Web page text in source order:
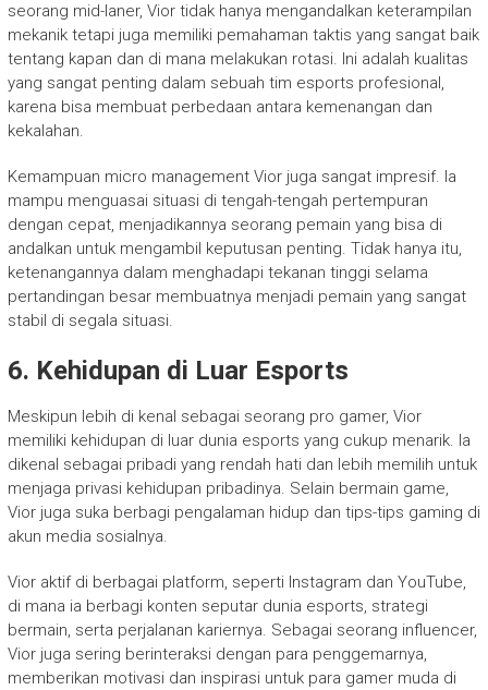
seorang mid-laner, Vior tidak hanya mengandalkan keterampilan
mekanik tetapi juga memiliki pemahaman taktis yang sangat baik
tentang kapan dan di mana melakukan rotasi. Ini adalah kualitas
yang sangat penting dalam sebuah tim esports profesional,
karena bisa membuat perbedaan antara kemenangan dan
kekalahan.
Kemampuan micro management Vior juga sangat impresif. Ia
mampu menguasai situasi di tengah-tengah pertempuran
dengan cepat, menjadikannya seorang pemain yang bisa di
andalkan untuk mengambil keputusan penting. Tidak hanya itu,
ketenangannya dalam menghadapi tekanan tinggi selama
pertandingan besar membuatnya menjadi pemain yang sangat
stabil di segala situasi.
6. Kehidupan di Luar Esports
Meskipun lebih di kenal sebagai seorang pro gamer, Vior
memiliki kehidupan di luar dunia esports yang cukup menarik. Ia
dikenal sebagai pribadi yang rendah hati dan lebih memilih untuk
menjaga privasi kehidupan pribadinya. Selain bermain game,
Vior juga suka berbagi pengalaman hidup dan tips-tips gaming di
akun media sosialnya.
Vior aktif di berbagai platform, seperti Instagram dan YouTube,
di mana ia berbagi konten seputar dunia esports, strategi
bermain, serta perjalanan kariernya. Sebagai seorang influencer,
Vior juga sering berinteraksi dengan para penggemarnya,
memberikan motivasi dan inspirasi untuk para gamer muda di